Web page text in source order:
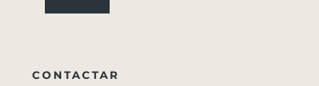
CONTACTAR